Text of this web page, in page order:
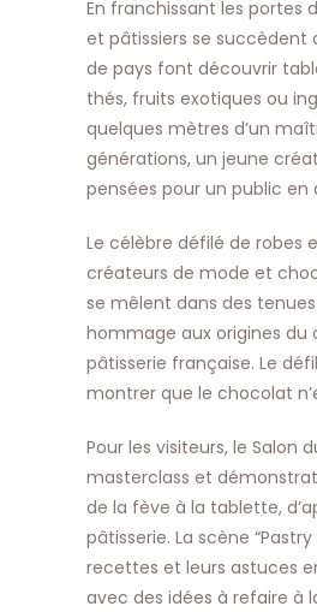
En franchissant les portes
et pâtissiers se succèdent
de pays font découvrir
thés, fruits exotiques ou
quelques mètres d’un
générations, un jeune
pensées pour un public
Le célèbre défilé de robes
créateurs de mode et
se mêlent dans des
hommage aux origines du
pâtisserie française. Le
montrer que le chocolat
Pour les visiteurs, le Salon
masterclass et
de la fève à la tablette,
pâtisserie. La scène
recettes et leurs astuces
avec des idées à refaire à